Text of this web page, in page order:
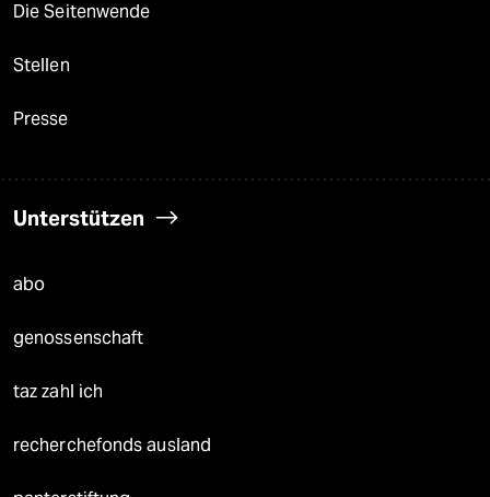
Die Seitenwende
Stellen
Presse
Unterstützen
abo
genossenschaft
taz zahl ich
recherchefonds ausland